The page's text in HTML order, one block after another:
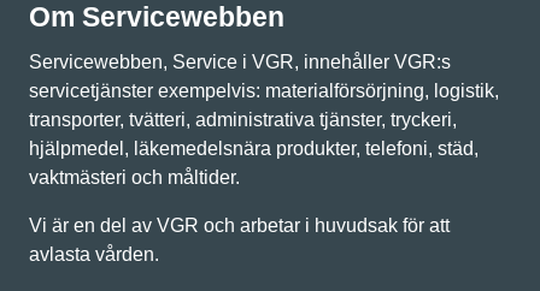
Om Servicewebben
Servicewebben, Service i VGR, innehåller VGR:s
servicetjänster exempelvis: materialförsörjning, logistik,
transporter, tvätteri, administrativa tjänster, tryckeri,
hjälpmedel, läkemedelsnära produkter, telefoni, städ,
vaktmästeri och måltider.
Vi är en del av VGR och arbetar i huvudsak för att
avlasta vården.